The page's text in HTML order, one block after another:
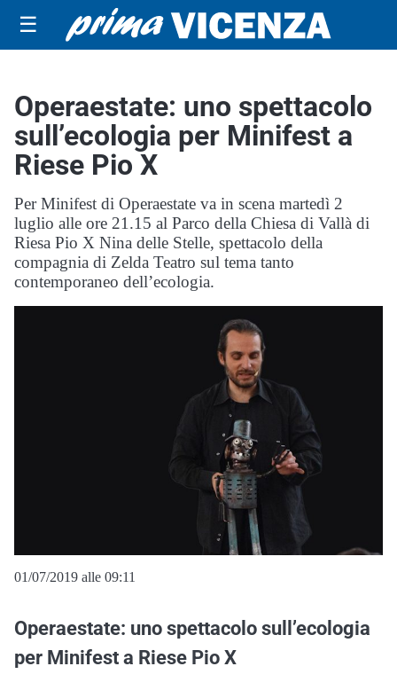
☰
Operaestate: uno spettacolo
sull’ecologia per Minifest a
Riese Pio X
Per Minifest di Operaestate va in scena martedì 2
luglio alle ore 21.15 al Parco della Chiesa di Vallà di
Riesa Pio X Nina delle Stelle, spettacolo della
compagnia di Zelda Teatro sul tema tanto
contemporaneo dell’ecologia.
01/07/2019 alle 09:11
Operaestate: uno spettacolo sull’ecologia
per Minifest a Riese Pio X